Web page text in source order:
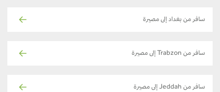
سافر من بغداد إلى مصيرة
سافر من Trabzon إلى مصيرة
سافر من Jeddah إلى مصيرة